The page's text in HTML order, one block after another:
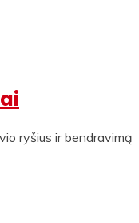
ryšius ir bendravimą